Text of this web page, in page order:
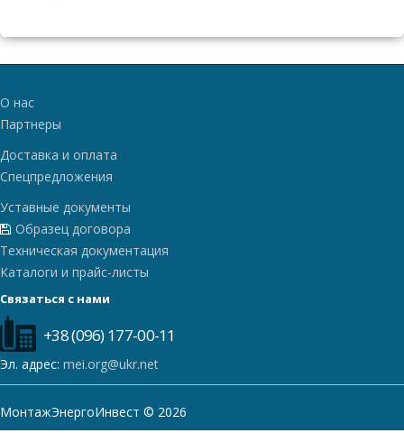
О нас
Партнеры
Доставка и оплата
Спецпредложения
Уставные документы
Образец договора
Техническая документация
Каталоги и прайс-листы
Связаться с нами
+38 (096) 177-00-11
Эл. адрес: mei.org@ukr.net
МонтажЭнергоИнвест © 2026